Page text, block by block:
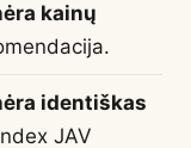
kainų
identiškas
JAV